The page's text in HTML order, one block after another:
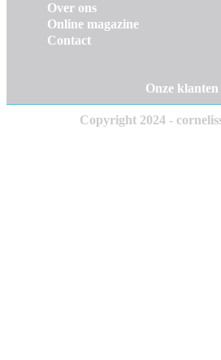
Over ons
Online magazine
Contact
Onze klanten
Copyright 2024 -